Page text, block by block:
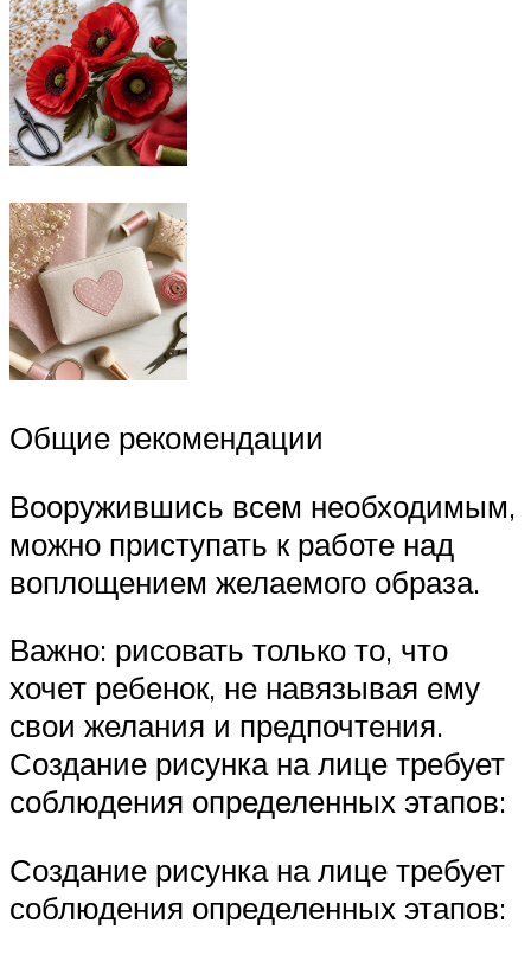
Общие рекомендации
Вооружившись всем необходимым,
можно приступать к работе над
воплощением желаемого образа.
Важно: рисовать только то, что
хочет ребенок, не навязывая ему
свои желания и предпочтения.
Создание рисунка на лице требует
соблюдения определенных этапов:
Создание рисунка на лице требует
соблюдения определенных этапов: